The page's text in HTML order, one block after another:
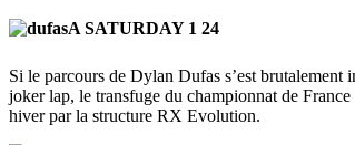
Si le parcours de Dylan Dufas s’est brutalement
joker lap, le transfuge du championnat de
hiver par la structure RX Evolution.